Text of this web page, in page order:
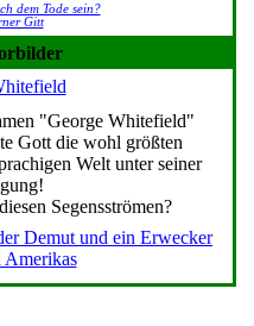
dem Tode sein?
Gitt
"George Whitefield"
Gott die wohl größten
Welt unter seiner
Segensströmen?
Demut und ein Erwecker
Amerikas